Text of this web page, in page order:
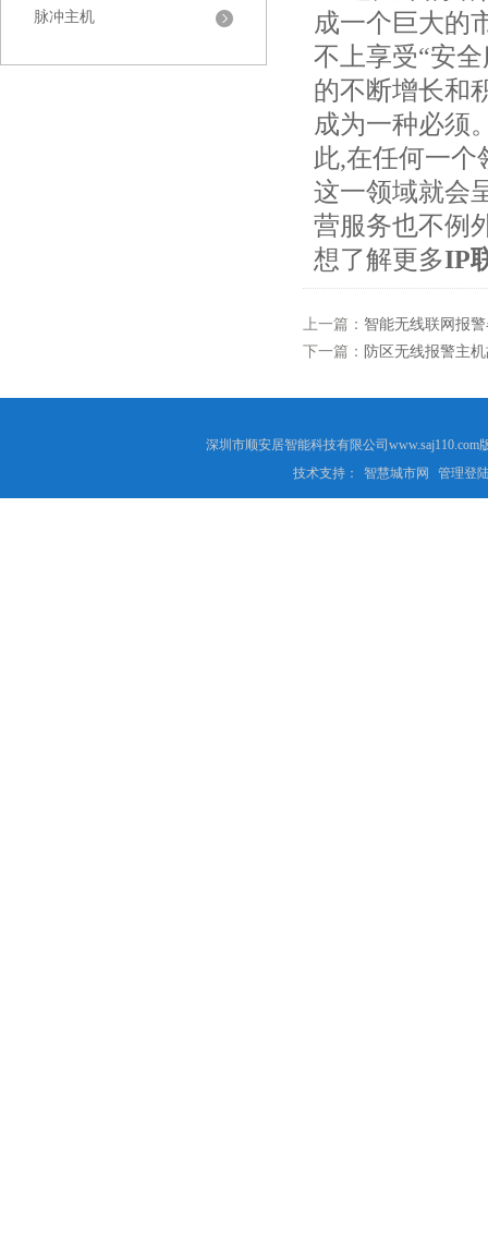
脉冲主机
成一个巨大的
不上享受“安
的不断增长和
成为一种必须
此,在任何一个
这一领域就会
营服务也不例
想了解更多IP
上一篇： 智能无线联网报
下一篇： 防区无线报警主
深圳市顺安居智能科技有限公司
技术支持：
智慧城市网 管理登